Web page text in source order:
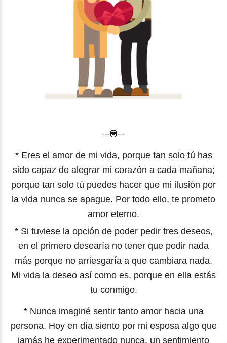
---💟---
* Eres el amor de mi vida, porque tan solo tú has
sido capaz de alegrar mi corazón a cada mañana;
porque tan solo tú puedes hacer que mi ilusión por
la vida nunca se apague. Por todo ello, te prometo
amor eterno.
* Si tuviese la opción de poder pedir tres deseos,
en el primero desearía no tener que pedir nada
más porque no arriesgaría a que cambiara nada.
Mi vida la deseo así como es, porque en ella estás
tu conmigo.
* Nunca imaginé sentir tanto amor hacia una
persona. Hoy en día siento por mi esposa algo que
jamás he experimentado nunca, un sentimiento